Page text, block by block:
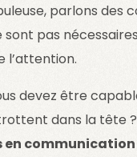
parlons des
pas
l’attention.
devez être
dans la tête
en communication